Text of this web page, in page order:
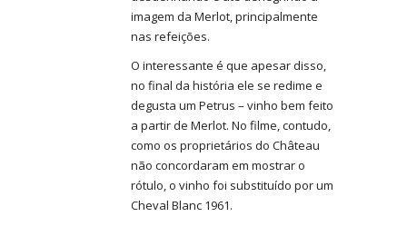
imagem da Merlot, principalmente
nas refeições.
O interessante é que apesar disso,
no final da história ele se redime e
degusta um Petrus – vinho bem feito
a partir de Mer­lot. No filme, contudo,
como os proprietários do Château
não concordaram em mostrar o
rótulo, o vinho foi substituído por um
Cheval Blanc 1961.